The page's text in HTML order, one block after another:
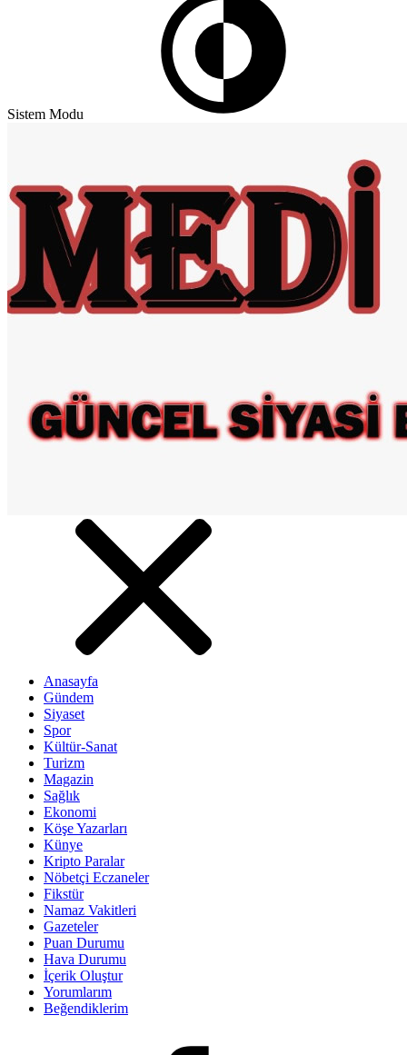
Sistem Modu
Anasayfa
Gündem
Siyaset
Spor
Kültür-Sanat
Turizm
Magazin
Sağlık
Ekonomi
Köşe Yazarları
Künye
Kripto Paralar
Nöbetçi Eczaneler
Fikstür
Namaz Vakitleri
Gazeteler
Puan Durumu
Hava Durumu
İçerik Oluştur
Yorumlarım
Beğendiklerim